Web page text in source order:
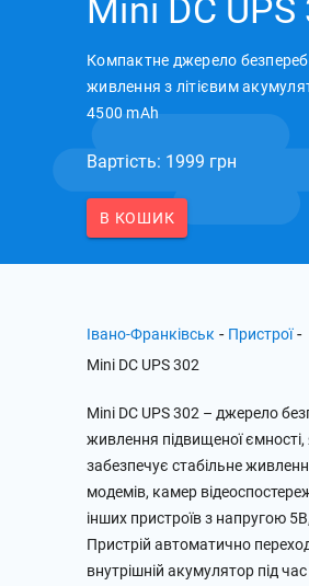
Mini DC UPS
Компактне джерело
живлення з літієвим
4500 mAh
В КОШИК
Вартість: 1999 грн
Івано-Франківськ - Пристрої -
Mini DC UPS 302
Mini DC UPS 302 – джерело
живлення підвищеної ємності,
забезпечує стабільне
модемів, камер
інших пристроїв з напругою
Пристрій автоматично
внутрішній акумулятор під